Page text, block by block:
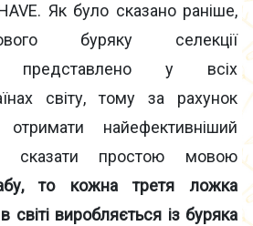
Як було сказано раніше,
буряку селекції
представлено у всіх
світу, тому за рахунок
найефективніший
сказати простою мовою
то кожна третя ложка
світі виробляється із буряка